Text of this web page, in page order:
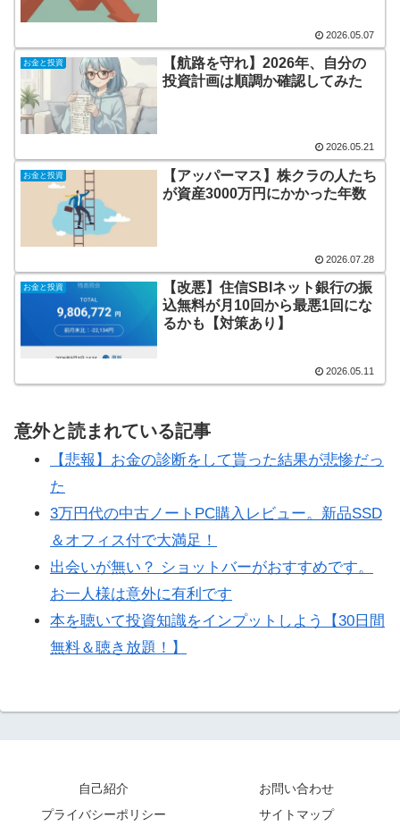
2026.05.07
お金と投資
【航路を守れ】2026年、自分の
投資計画は順調か確認してみた
2026.05.21
お金と投資
【アッパーマス】株クラの人たち
が資産3000万円にかかった年数
2026.07.28
お金と投資
【改悪】住信SBIネット銀行の振
込無料が月10回から最悪1回にな
るかも【対策あり】
2026.05.11
意外と読まれている記事
【悲報】お金の診断をして貰った結果が悲惨だっ
た
3万円代の中古ノートPC購入レビュー。新品SSD
＆オフィス付で大満足！
出会いが無い？ ショットバーがおすすめです。
お一人様は意外に有利です
本を聴いて投資知識をインプットしよう【30日間
無料＆聴き放題！】
自己紹介
お問い合わせ
プライバシーポリシー
サイトマップ